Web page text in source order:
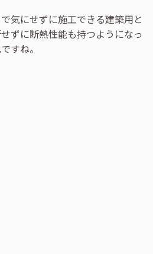
気にせずに施工できる建築用と
ずに断熱性能も持つようになっ
すね。